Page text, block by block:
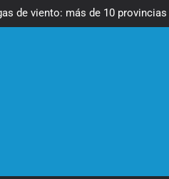
contra la reforma de la Ley de
de viento: más de 10 provincias
alerta
propiedad privada con foco
de viento: más de 10 provincias
propiedad privada con foco
clave para el cuidado